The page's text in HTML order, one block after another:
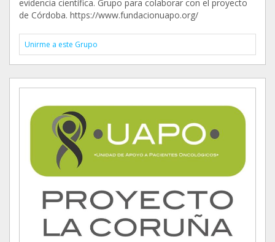
evidencia científica. Grupo para colaborar con el proyecto
de Córdoba. https://www.fundacionuapo.org/
Unirme a este Grupo